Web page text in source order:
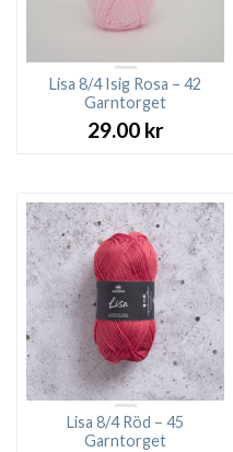
Lisa 8/4 Isig Rosa – 42
Garntorget
29.00 kr
Lisa 8/4 Röd – 45
Garntorget